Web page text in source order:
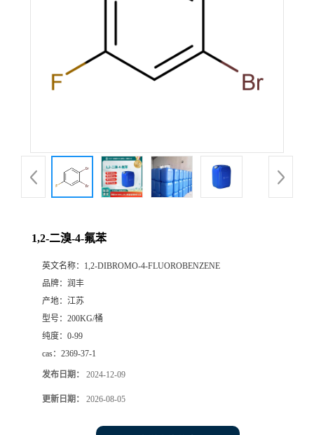
1,2-二溴-4-氟苯
英文名称： 1,2-DIBROMO-4-FLUOROBENZENE
品牌： 润丰
产地： 江苏
型号： 200KG/桶
纯度： 0-99
cas： 2369-37-1
发布日期： 2024-12-09
更新日期： 2026-08-05